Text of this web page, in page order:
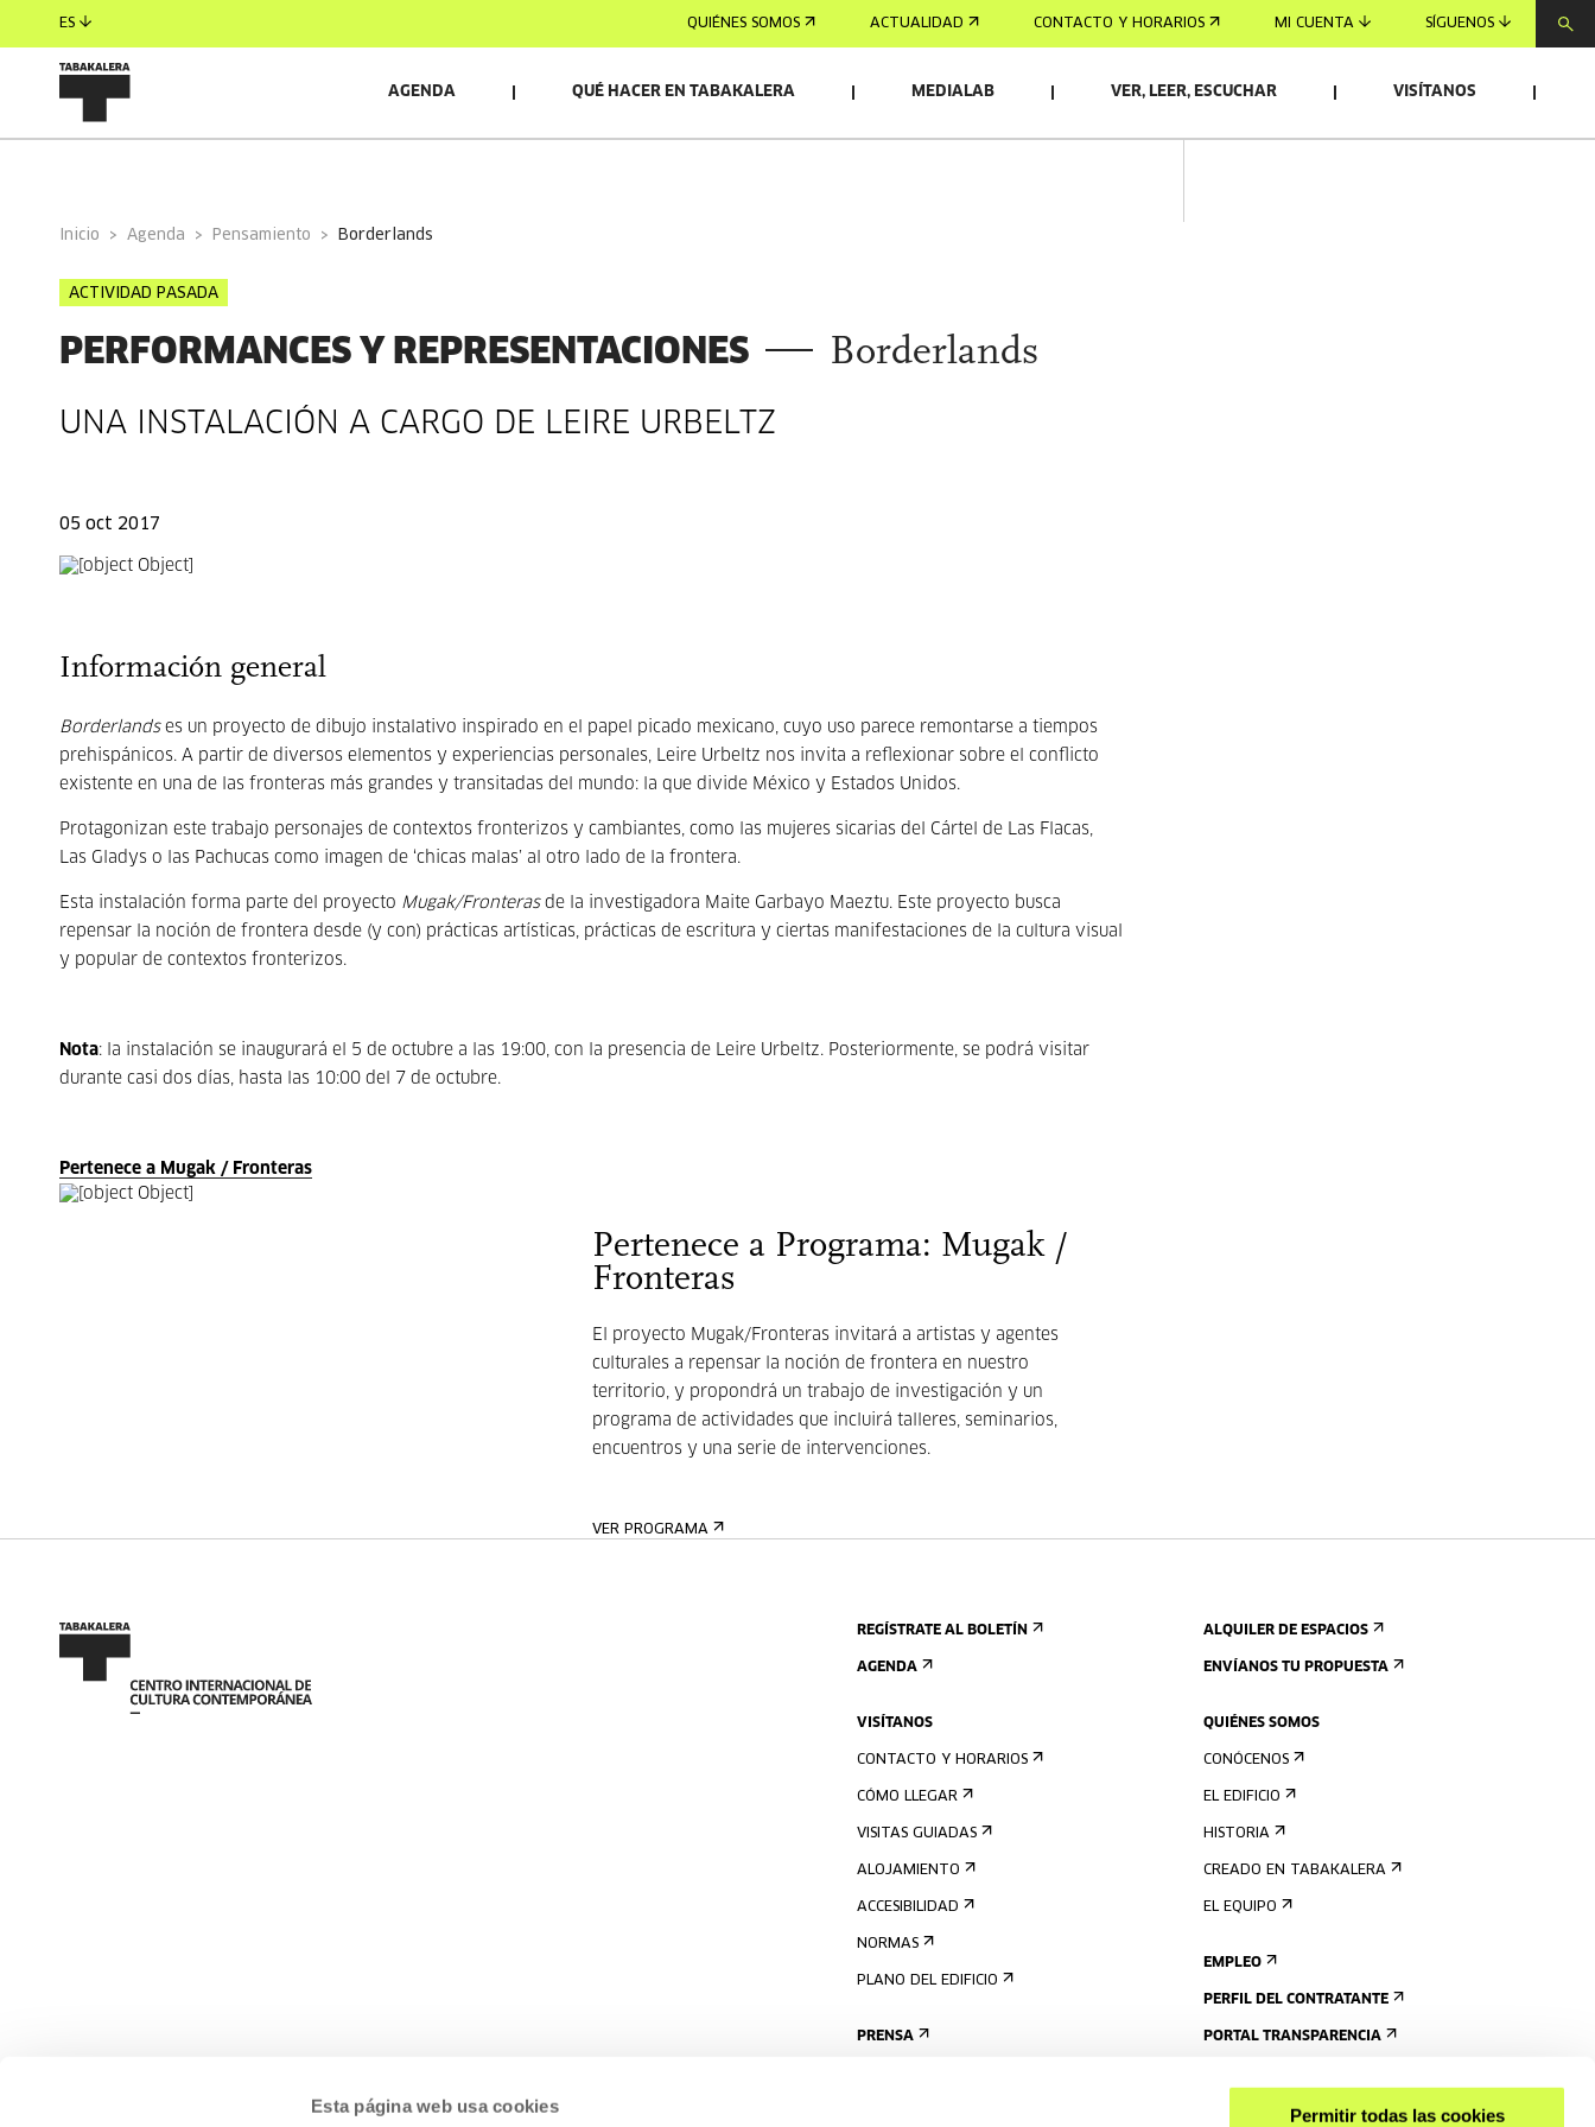
Esta página web usa cookies Permitir todas las cookies
ES QUIÉNES SOMOS ACTUALIDAD CONTACTO Y HORARIOS MI CUENTA SÍGUENOS
AGENDA QUÉ HACER EN TABAKALERA MEDIALAB VER, LEER, ESCUCHAR VISÍTANOS
Inicio Agenda Pensamiento borderlands
ACTIVIDAD PASADA
PERFORMANCES Y REPRESENTACIONES Borderlands
UNA INSTALACIÓN A CARGO DE LEIRE URBELTZ
05 oct 2017
Información general
Borderlands es un proyecto de dibujo instalativo inspirado en el papel picado mexicano, cuyo uso parece remontarse a tiempos
prehispánicos. A partir de diversos elementos y experiencias personales, Leire Urbeltz nos invita a reflexionar sobre el conflicto
existente en una de las fronteras más grandes y transitadas del mundo: la que divide México y Estados Unidos.
Protagonizan este trabajo personajes de contextos fronterizos y cambiantes, como las mujeres sicarias del Cártel de Las Flacas,
Las Gladys o las Pachucas como imagen de ‘chicas malas’ al otro lado de la frontera.
Esta instalación forma parte del proyecto Mugak/Fronterasde la investigadora Maite Garbayo Maeztu. Este proyecto busca
repensar la noción de frontera desde (y con) prácticas artísticas, prácticas de escritura y ciertas manifestaciones de la cultura visual
y popular de contextos fronterizos.
Nota: la instalación se inaugurará el 5 de octubre a las 19:00, con la presencia de Leire Urbeltz. Posteriormente, se podrá visitar
durante casi dos días, hasta las 10:00 del 7 de octubre.
Pertenece a Mugak / Fronteras
Pertenece a Programa: Mugak /
Fronteras
El proyecto Mugak/Fronteras invitará a artistas y agentes
culturales a repensar la noción de frontera en nuestro
territorio, y propondrá un trabajo de investigación y un
programa de actividades que incluirá talleres, seminarios,
encuentros y una serie de intervenciones.
VER PROGRAMA
REGÍSTRATE AL BOLETÍN
AGENDA
VISÍTANOS
CONTACTO Y HORARIOS
CÓMO LLEGAR
VISITAS GUIADAS
ALOJAMIENTO
ACCESIBILIDAD
NORMAS
PLANO DEL EDIFICIO
PRENSA
ALQUILER DE ESPACIOS
ENVÍANOS TU PROPUESTA
QUIÉNES SOMOS
CONÓCENOS
EL EDIFICIO
HISTORIA
CREADO EN TABAKALERA
EL EQUIPO
EMPLEO
PERFIL DEL CONTRATANTE
PORTAL TRANSPARENCIA